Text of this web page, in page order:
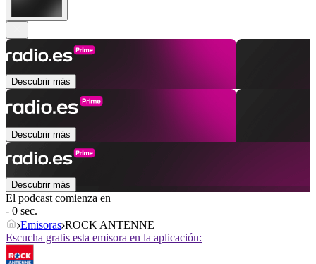
Descubrir más
Descubrir más
Descubrir más
El podcast comienza en
- 0 sec.
Emisoras ROCK ANTENNE
Escucha gratis esta emisora en la aplicación: